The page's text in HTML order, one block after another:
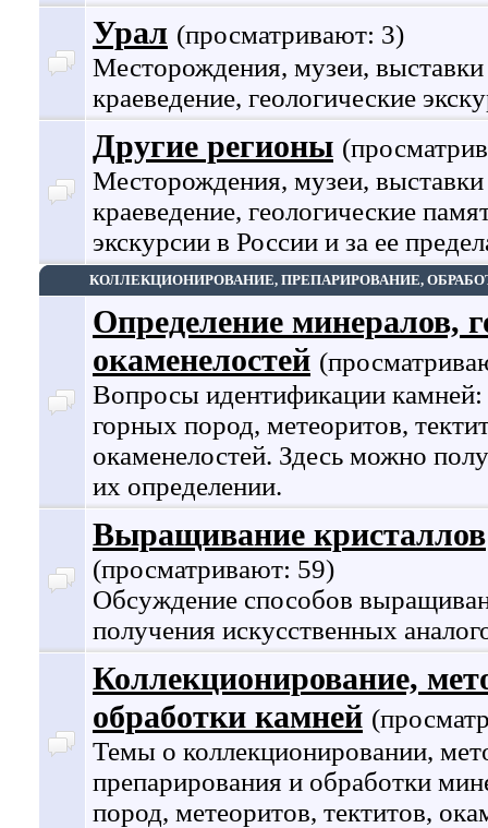
Урал (просматривают: 3)
Месторождения, музеи,
краеведение, геологические
Другие регионы
Месторождения, музеи,
краеведение, геологические
экскурсии в России и за ее
КОЛЛЕКЦИОНИРОВАНИЕ, ПРЕПАРИРОВАНИЕ,
Определение минералов,
окаменелостей
Вопросы идентификации камней:
горных пород, метеоритов,
окаменелостей. Здесь можно
их определении.
Выращивание кристаллов
(просматривают: 59)
Обсуждение способов
получения искусственных
Коллекционирование,
обработки камней
Темы о коллекционировании,
препарирования и обработки
пород, метеоритов, тектитов,